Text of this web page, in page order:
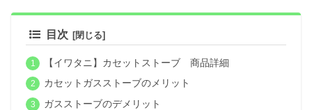
目次
【イワタニ】カセットストーブ 商品詳細
カセットガスストーブのメリット
ガスストーブのデメリット